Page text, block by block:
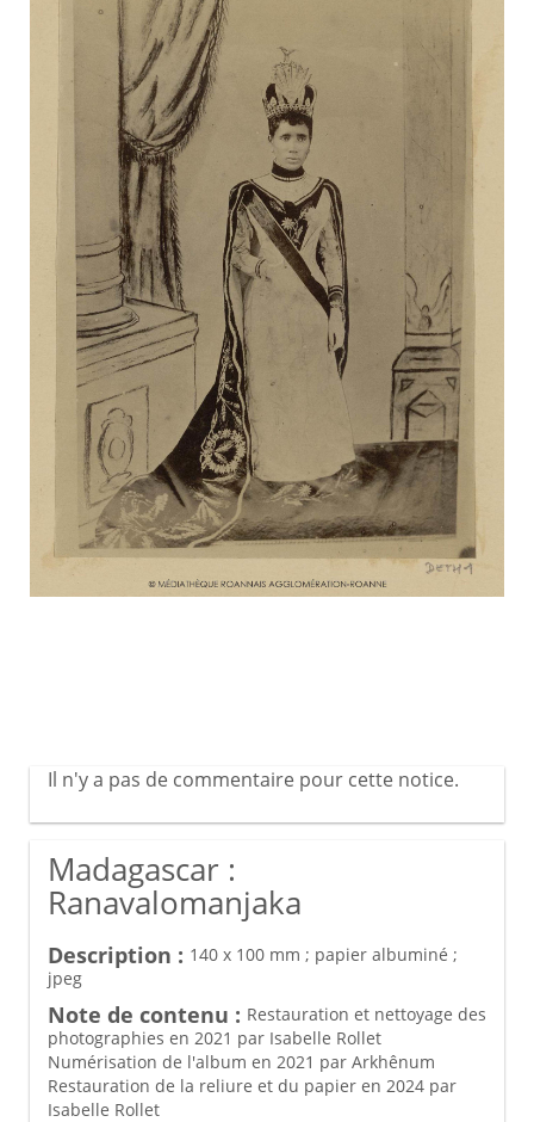
Il n'y a pas de commentaire pour cette notice.
Madagascar :
Ranavalomanjaka
Description : 140 x 100 mm ; papier albuminé ;
jpeg
Note de contenu : Restauration et nettoyage des
photographies en 2021 par Isabelle Rollet
Numérisation de l'album en 2021 par Arkhênum
Restauration de la reliure et du papier en 2024 par
Isabelle Rollet